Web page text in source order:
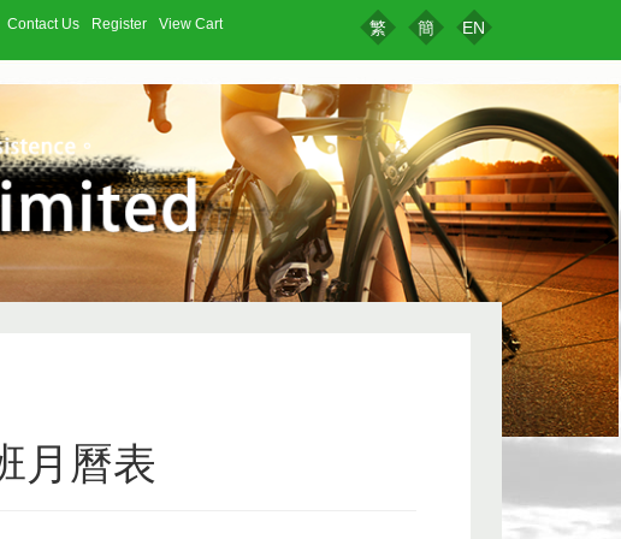
Contact Us Register View Cart 繁 簡 EN
月曆表